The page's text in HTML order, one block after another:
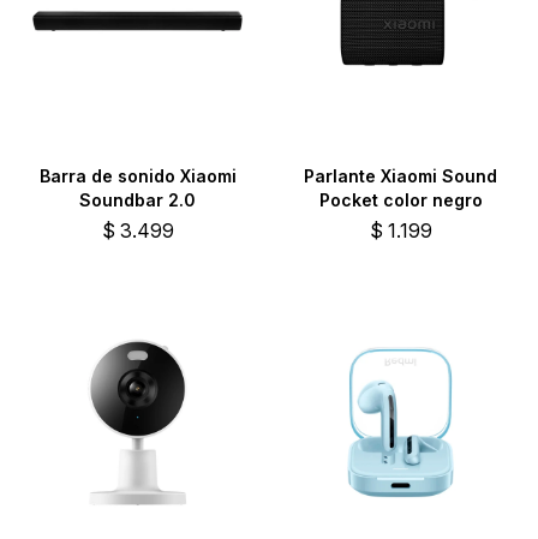
Barra de sonido Xiaomi
Soundbar 2.0
$ 3.499
Parlante Xiaomi Sound
Pocket color negro
$ 1.199